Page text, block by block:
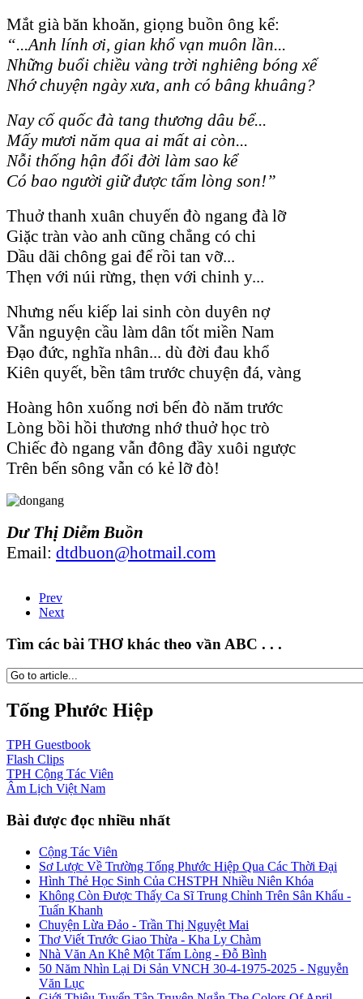
Mắt già băn khoăn, giọng buồn ông kể:
“...Anh lính ơi, gian khổ vạn muôn lần...
Những buổi chiều vàng trời nghiêng bóng xế
Nhớ chuyện ngày xưa, anh có bâng khuâng?
Nay cố quốc đà tang thương dâu bể...
Mấy mươi năm qua ai mất ai còn...
Nỗi thống hận đổi đời làm sao kể
Có bao người giữ được tấm lòng son!”
Thuở thanh xuân chuyến đò ngang đà lỡ
Giặc tràn vào anh cũng chẳng có chi
Dầu dãi chông gai để rồi tan vỡ...
Thẹn với núi rừng, thẹn với chinh y...
Nhưng nếu kiếp lai sinh còn duyên nợ
Vẫn nguyện cầu làm dân tốt miền Nam
Đạo đức, nghĩa nhân... dù đời đau khổ
Kiên quyết, bền tâm trước chuyện đá, vàng
Hoàng hôn xuống nơi bến đò năm trước
Lòng bồi hồi thương nhớ thuở học trò
Chiếc đò ngang vẫn đông đầy xuôi ngược
Trên bến sông vẫn có kẻ lỡ đò!
Dư Thị Diễm Buồn
Email: dtdbuon@hotmail.com
Prev
Next
Tìm các bài THƠ khác theo vần ABC . . .
Tống Phước Hiệp
TPH Guestbook
Flash Clips
TPH Cộng Tác Viên
Âm Lịch Việt Nam
Bài được đọc nhiều nhất
Cộng Tác Viên
Sơ Lược Về Trường Tống Phước Hiệp Qua Các Thời Đại
Hình Thẻ Học Sinh Của CHSTPH Nhiều Niên Khóa
Không Còn Được Thấy Ca Sĩ Trung Chỉnh Trên Sân Khấu -
Tuấn Khanh
Chuyện Lừa Đảo - Trần Thị Nguyệt Mai
Thơ Viết Trước Giao Thừa - Kha Ly Chàm
Nhà Văn An Khê Một Tấm Lòng - Đỗ Bình
50 Năm Nhìn Lại Di Sản VNCH 30-4-1975-2025 - Nguyễn
Văn Lục